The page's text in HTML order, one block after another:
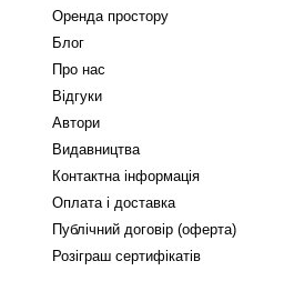
Оренда простору
Блог
Про нас
Відгуки
Автори
Видавництва
Контактна інформація
Оплата і доставка
Публічний договір (оферта)
Розіграш сертифікатів